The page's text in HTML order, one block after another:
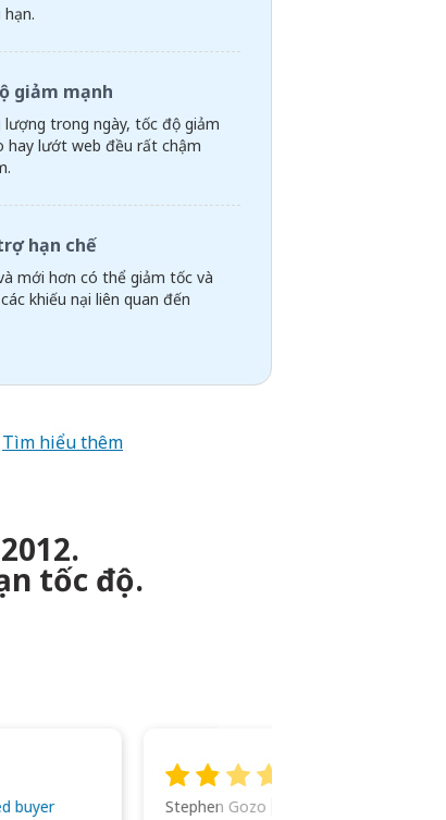
hạn.
giảm mạnh
lượng trong ngày, tốc độ giảm
hay lướt web đều rất chậm
hạn chế
mới hơn có thể giảm tốc và
khiếu nại liên quan đến
Tìm hiểu thêm
tốc độ.
buyer Stephen Gozo